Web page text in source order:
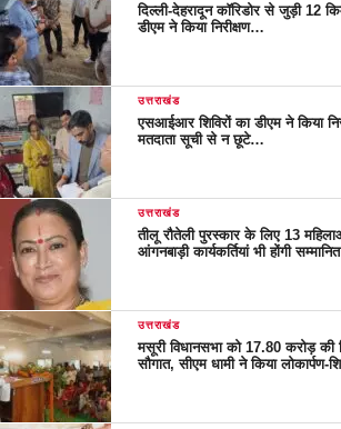
दिल्ली-देहरादून कॉरिडोर से जुड़ी 12
डीएम ने किया निरीक्षण…
उत्तराखंड
एसआईआर शिविरों का डीएम ने किया
मतदाता सूची से न छूटे…
उत्तराखंड
तीलू रौतेली पुरस्कार के लिए 13
आंगनबाड़ी कार्यकर्तियां भी होंगी
उत्तराखंड
मसूरी विधानसभा को 17.80 करोड़
सौगात, सीएम धामी ने किया लोकार्पण-